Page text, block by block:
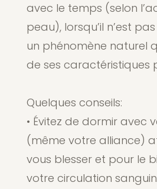
avec le temps (selon
peau), lorsqu’il n’est
un phénomène naturel
de ses caractéristiques
Quelques conseils:
• Évitez de dormir avec
(même votre alliance)
vous blesser et pour le
votre circulation